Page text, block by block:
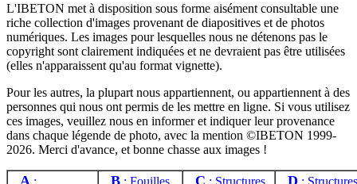
L'IBETON met à disposition sous forme aisément consultable une
riche collection d'images provenant de diapositives et de photos
numériques. Les images pour lesquelles nous ne détenons pas le
copyright sont clairement indiquées et ne devraient pas être utilisées
(elles n'apparaissent qu'au format vignette).
Pour les autres, la plupart nous appartiennent, ou appartiennent à des
personnes qui nous ont permis de les mettre en ligne. Si vous utilisez
ces images, veuillez nous en informer et indiquer leur provenance
dans chaque légende de photo, avec la mention ©IBETON 1999-
2026. Merci d'avance, et bonne chasse aux images !
A :
B : Fouilles C : Structures
D : Structures